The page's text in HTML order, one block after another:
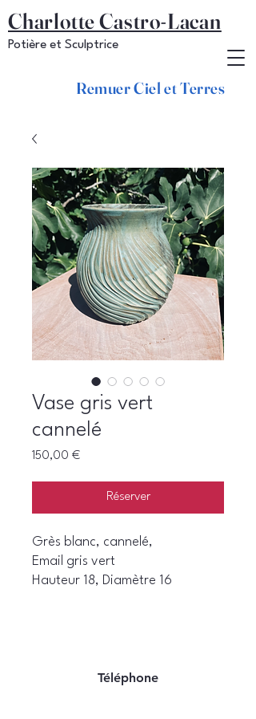
Remuer Ciel et Terres
Potière et Sculptrice
Charlotte Castro-Lacan
Vase gris vert
cannelé
150,00 €Prix
Réserver
Grès blanc, cannelé,
Email gris vert
Hauteur 18, Diamètre 16
Téléphone